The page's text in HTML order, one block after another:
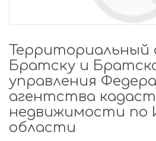
Территориальный
Братску и
управления
агентства
недвижимости по
области